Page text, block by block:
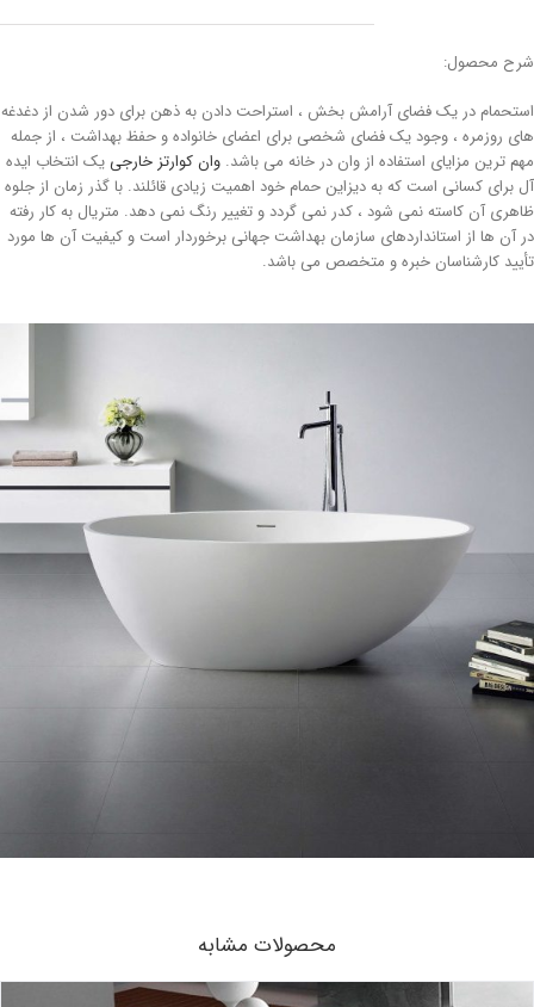
شرح محصول:
استحمام در یک فضای آرامش بخش ، استراحت دادن به ذهن برای دور شدن از دغدغه
های روزمره ، وجود یک فضای شخصی برای اعضای خانواده و حفظ بهداشت ، از جمله
مهم ترین مزایای استفاده از وان در خانه می باشد. وان کوارتز خارجییک انتخاب ایده
آل برای کسانی است که به دیزاین حمام خود اهمیت زیادی قائلند. با گذر زمان از جلوه
ظاهری آن کاسته نمی شود ، کدر نمی گردد و تغییر رنگ نمی دهد. متریال به کار رفته
در آن ها از استانداردهای سازمان بهداشت جهانی برخوردار است و کیفیت آن ها مورد
تأیید کارشناسان خبره و متخصص می باشد.
محصولات مشابه